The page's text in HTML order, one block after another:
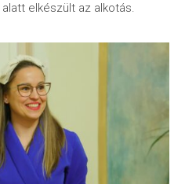
elkészült az alkotás.